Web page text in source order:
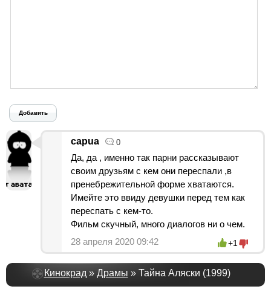
Добавить
capua 0
Да, да , именно так парни рассказывают
своим друзьям с кем они переспали ,в
пренебрежительной форме хватаются.
Имейте это ввиду девушки перед тем как
переспать с кем-то.
Фильм скучный, много диалогов ни о чем.
28 апреля 2020 09:42
+1
Кинокрад » Драмы » Тайна Аляски (1999)